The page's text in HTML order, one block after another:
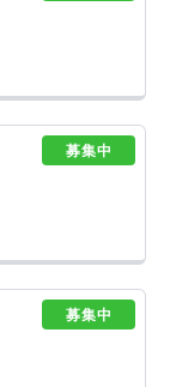
募集中
募集中